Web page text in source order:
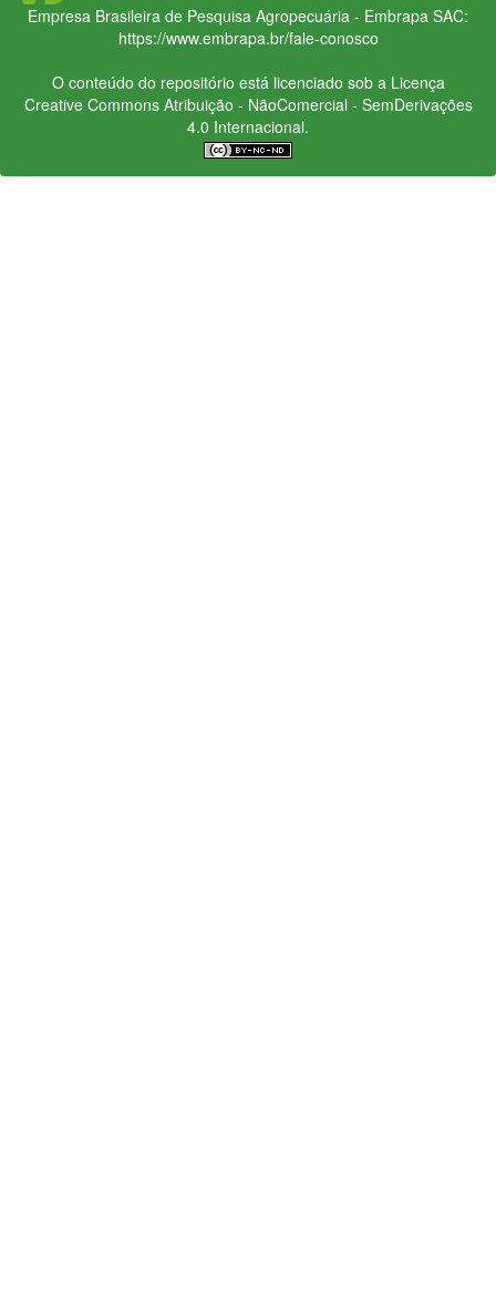
Empresa Brasileira de Pesquisa Agropecuária - Embrapa SAC:
https://www.embrapa.br/fale-conosco
O conteúdo do repositório está licenciado sob a Licença
Creative CommonsAtribuição - NãoComercial - SemDerivações
4.0 Internacional.